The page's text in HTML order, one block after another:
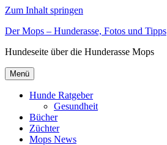
Zum Inhalt springen
Der Mops – Hunderasse, Fotos und Tipps
Hundeseite über die Hunderasse Mops
Menü
Hunde Ratgeber
Gesundheit
Bücher
Züchter
Mops News